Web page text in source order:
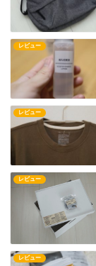
レビュー
レビュー
レビュー
レビュー